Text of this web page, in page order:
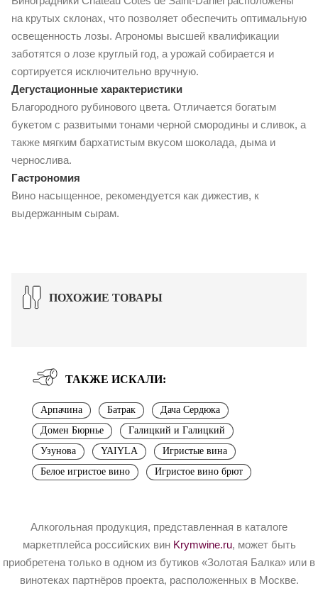
на крутых склонах, что позволяет обеспечить оптимальную
освещенность лозы. Агрономы высшей квалификации
заботятся о лозе круглый год, а урожай собирается и
сортируется исключительно вручную.
Дегустационные характеристики
Благородного рубинового цвета. Отличается богатым
букетом с развитыми тонами черной смородины и сливок, а
также мягким бархатистым вкусом шоколада, дыма и
чернослива.
Гастрономия
Вино насыщенное, рекомендуется как дижестив, к
выдержанным сырам.
ПОХОЖИЕ ТОВАРЫ
ТАКЖЕ ИСКАЛИ:
Арпачина Батрак
Дача Сердюка
Домен Бюрнье
Галицкий и Галицкий
Узунова
YAIYLA
Игристые вина
Белое игристое вино
Игристое вино брют
Алкогольная продукция, представленная в каталоге
маркетплейса российских вин Krymwine.ru, может быть
приобретена только в одном из бутиков «Золотая Балка» или в
винотеках партнёров проекта, расположенных в Москве.